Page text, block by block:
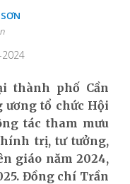
2024
thành phố Cần
ương tổ chức Hội
tác tham mưu
trị, tư tưởng,
giáo năm 2024,
Đồng chí Trần